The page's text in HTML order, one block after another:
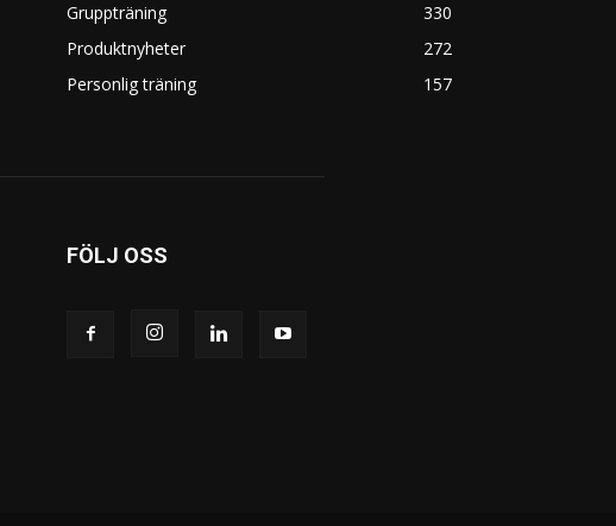
Gruppträning
330
Produktnyheter
272
Personlig träning
157
FÖLJ OSS